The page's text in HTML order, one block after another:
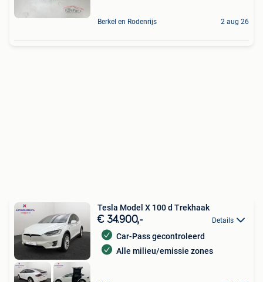
Berkel en Rodenrijs 2 aug 26
Tesla Model X 100 d Trekhaak
€ 34.900,- Details
Car-Pass gecontroleerd
Alle milieu/emissie zones